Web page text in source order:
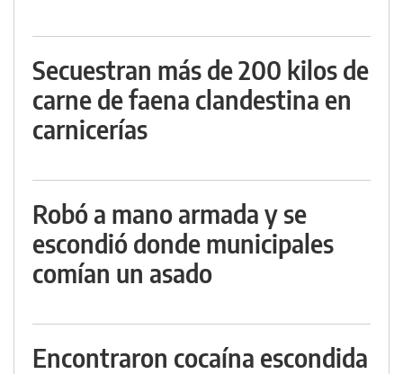
Secuestran más de 200 kilos de
carne de faena clandestina en
carnicerías
Robó a mano armada y se
escondió donde municipales
comían un asado
Encontraron cocaína escondida